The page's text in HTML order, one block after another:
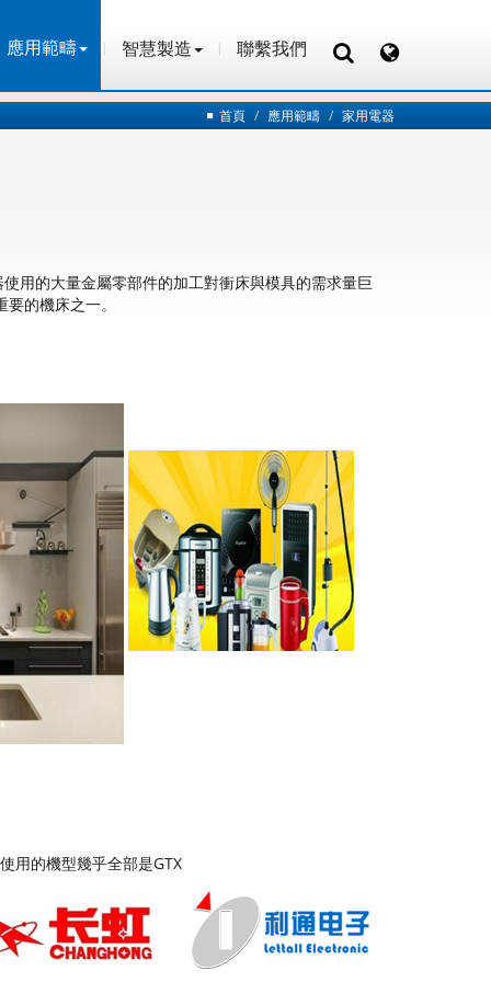
應用範疇 智慧製造 聯繫我們
應用範疇 智慧製造 聯繫我們
首頁 應用範疇 家用電器
用的大量金屬零部件的加工對衝床與模具的需求量巨
的機床之一。
用的機型幾乎全部是GTX